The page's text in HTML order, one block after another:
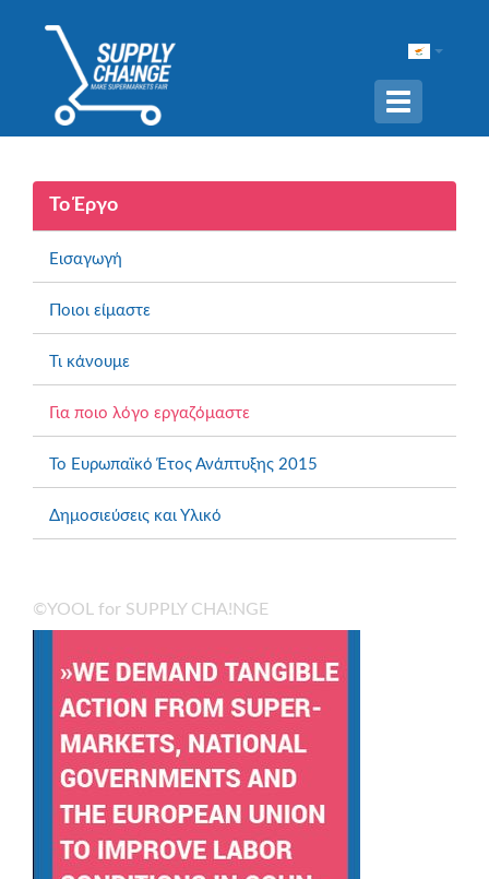
Navigation
ein-/
Το Έργο
Εισαγωγή
Ποιοι είμαστε
Τι κάνουμε
Για ποιο λόγο εργαζόμαστε
To Ευρωπαϊκό Έτος Ανάπτυξης 2015
Δημοσιεύσεις και Υλικό
©YOOL for SUPPLY CHA!NGE